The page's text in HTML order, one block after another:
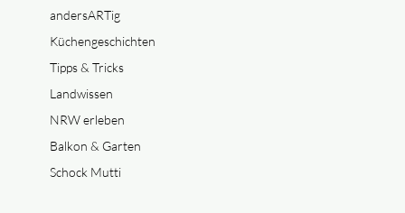
andersARTig
Küchengeschichten
Tipps & Tricks
Landwissen
NRW erleben
Balkon & Garten
Schock Mutti